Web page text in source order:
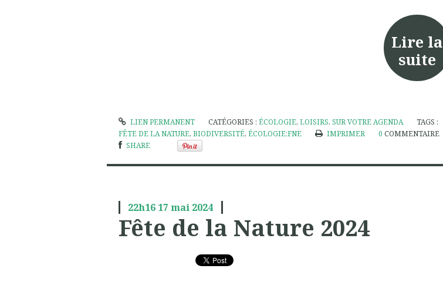
Lire la
suite
LIEN PERMANENT CATÉGORIES :ÉCOLOGIE,LOISIRS,SUR VOTRE AGENDA
TAGS :
FÊTE DE LA NATURE, BIODIVERSITÉ, ÉCOLOGIE;FNE IMPRIMER 0 COMMENTAIRE
SHARE
22h16 17 mai 2024
Fête de la Nature 2024